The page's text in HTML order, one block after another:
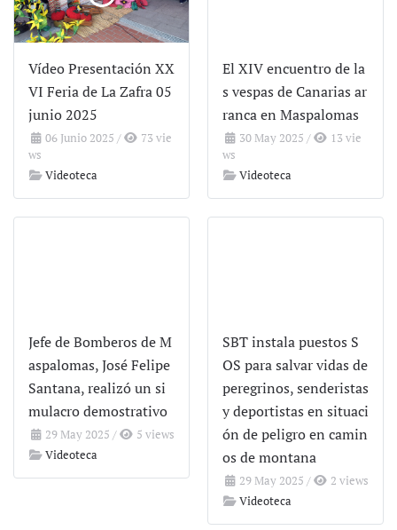
Vídeo Presentación XX
VI Feria de La Zafra 05
junio 2025
06 Junio 2025 /
73 vie
ws
Videoteca
El XIV encuentro de la
s vespas de Canarias ar
ranca en Maspalomas
30 May 2025 /
13 vie
ws
Videoteca
Jefe de Bomberos de M
aspalomas, José Felipe
Santana, realizó un si
mulacro demostrativo
29 May 2025 /
5 views
Videoteca
SBT instala puestos S
OS para salvar vidas de
peregrinos, senderistas
y deportistas en situaci
ón de peligro en camin
os de montana
29 May 2025 /
2 views
Videoteca